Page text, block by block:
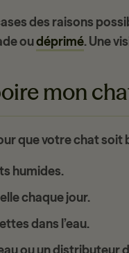
des raisons
oudéprimé. Une
mon
que votre chat soit
humides.
chaque jour.
dans l’eau.
ou un distributeur